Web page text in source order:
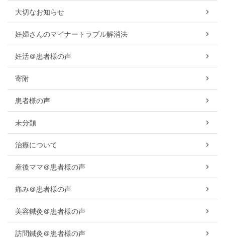
大切なお知らせ
妊婦さんのマイナートラブル解消法
妊活＠患者様の声
寄附
患者様の声
未分類
治療について
産後ママ＠患者様の声
痛み＠患者様の声
美容鍼灸＠患者様の声
訪問鍼灸＠患者様の声